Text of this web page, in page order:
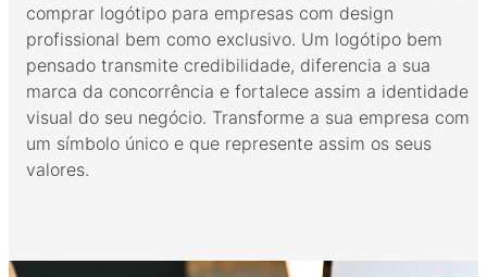
comprar logótipo para empresas com design
profissional bem como exclusivo. Um logótipo bem
pensado transmite credibilidade, diferencia a sua
marca da concorrência e fortalece assim a identidade
visual do seu negócio. Transforme a sua empresa com
um símbolo único e que represente assim os seus
valores.